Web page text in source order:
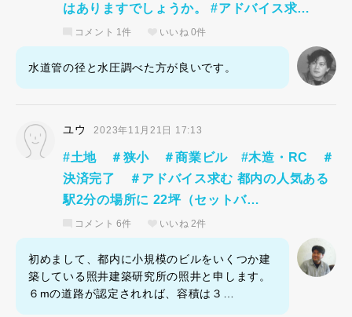
はありますでしょうか。 #アドバイス求…
コメント 1件 いいね 0件
水道管の径と水圧調べた方が良いです。
ユウ 2023年11月21日 17:13
#土地 ＃狭小 ＃商業ビル #木造・RC ＃
決済完了 ＃アドバイス求む 都内の人気ある
駅2分の場所に 22坪（セットバ…
コメント 6件 いいね 2件
初めまして、都内に小規模のビルをいくつか建
築している照井建築研究所の照井と申します。
６mの道路が認定されれば、容積は３…